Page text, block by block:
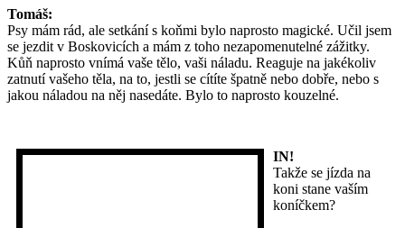
Tomáš:
Psy mám rád, ale setkání s koňmi bylo naprosto magické. Učil jsem
se jezdit v Boskovicích a mám z toho nezapomenutelné zážitky.
Kůň naprosto vnímá vaše tělo, vaši náladu. Reaguje na jakékoliv
zatnutí vašeho těla, na to, jestli se cítíte špatně nebo dobře, nebo s
jakou náladou na něj nasedáte. Bylo to naprosto kouzelné.
IN!
Takže se jízda na
koni stane vaším
koníčkem?